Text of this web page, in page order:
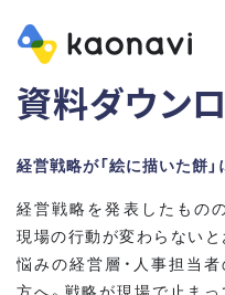
資料ダウン
経営戦略が「絵に描いた餅
経営戦略を発表したものの
現場の行動が変わらないと
悩みの経営層・人事担当者
方へ。戦略が現場で止まっ